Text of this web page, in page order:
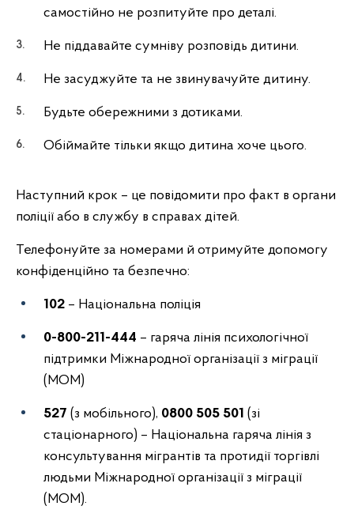
самостійно не розпитуйте про деталі.
Не піддавайте сумніву розповідь дитини.
Не засуджуйте та не звинувачуйте дитину.
Будьте обережними з дотиками.
Обіймайте тільки якщо дитина хоче цього.
Наступний крок – це повідомити про факт в органи
поліції або в службу в справах дітей.
Телефонуйте за номерами й отримуйте допомогу
конфіденційно та безпечно:
102 – Національна поліція
0-800-211-444 – гаряча лінія психологічної
підтримки Міжнародної організації з міграції
(МОМ)
527 (з мобільного), 0800 505 501 (зі
стаціонарного) – Національна гаряча лінія з
консультування мігрантів та протидії торгівлі
людьми Міжнародної організації з міграції
(МОМ).